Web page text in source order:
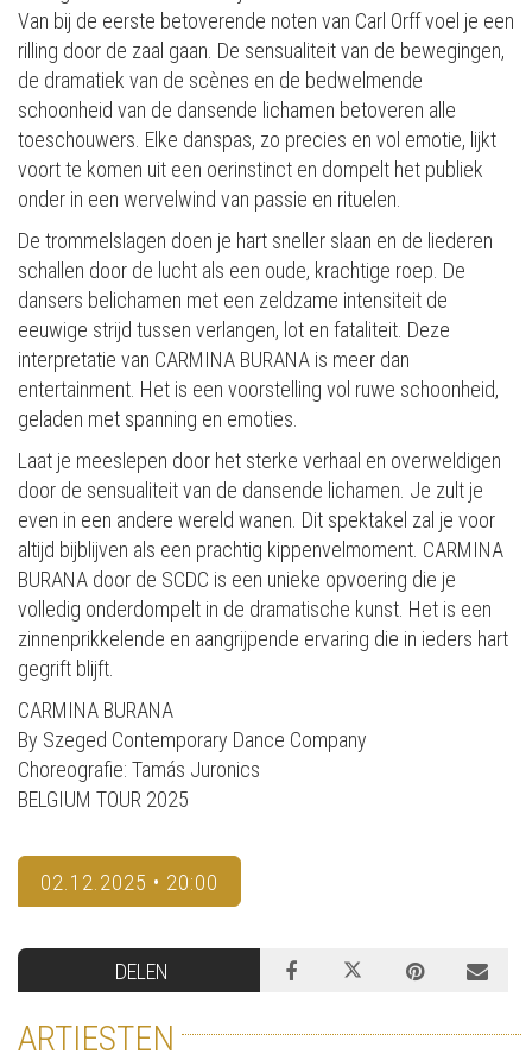
Van bij de eerste betoverende noten van Carl Orff voel je een
rilling door de zaal gaan. De sensualiteit van de bewegingen,
de dramatiek van de scènes en de bedwelmende
schoonheid van de dansende lichamen betoveren alle
toeschouwers. Elke danspas, zo precies en vol emotie, lijkt
voort te komen uit een oerinstinct en dompelt het publiek
onder in een wervelwind van passie en rituelen.
De trommelslagen doen je hart sneller slaan en de liederen
schallen door de lucht als een oude, krachtige roep. De
dansers belichamen met een zeldzame intensiteit de
eeuwige strijd tussen verlangen, lot en fataliteit. Deze
interpretatie van CARMINA BURANA is meer dan
entertainment. Het is een voorstelling vol ruwe schoonheid,
geladen met spanning en emoties.
Laat je meeslepen door het sterke verhaal en overweldigen
door de sensualiteit van de dansende lichamen. Je zult je
even in een andere wereld wanen. Dit spektakel zal je voor
altijd bijblijven als een prachtig kippenvelmoment. CARMINA
BURANA door de SCDC is een unieke opvoering die je
volledig onderdompelt in de dramatische kunst. Het is een
zinnenprikkelende en aangrijpende ervaring die in ieders hart
gegrift blijft.
CARMINA BURANA
By Szeged Contemporary Dance Company
Choreografie: Tamás Juronics
BELGIUM TOUR 2025
02.12.2025 • 20:00
DELEN
ARTIESTEN